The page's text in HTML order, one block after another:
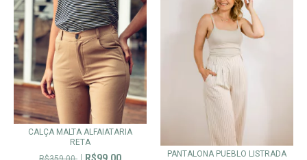
CALÇA MALTA ALFAIATARIA
RETA
PANTALONA PUEBLO LISTRADA